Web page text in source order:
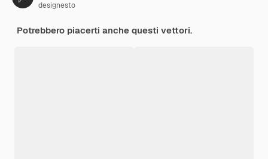
designesto
Potrebbero piacerti anche questi vettori.